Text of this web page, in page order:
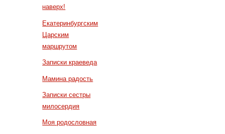
наверх!
Екатеринбургским
Царским
маршрутом
Записки краеведа
Мамина радость
Записки сестры
милосердия
Моя родословная